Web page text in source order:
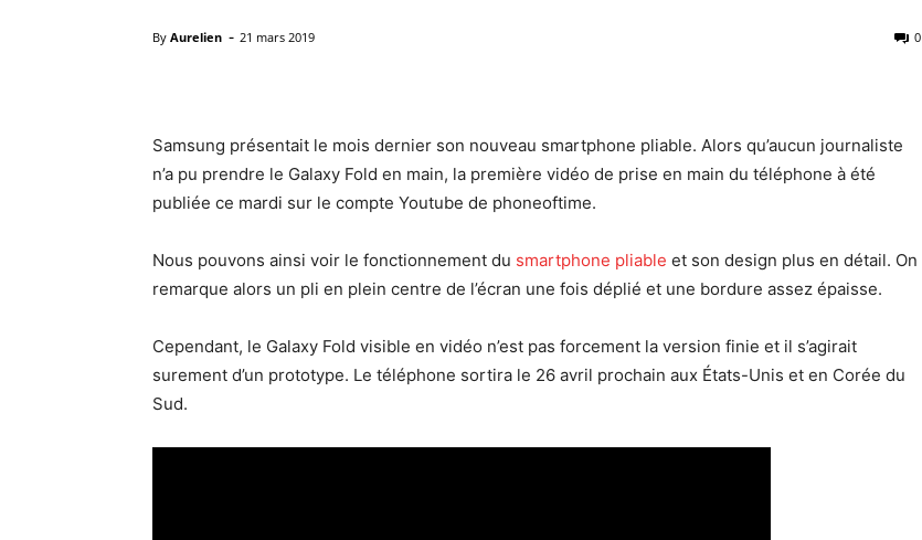
By Aurelien - 21 mars 2019 0
Samsung présentait le mois dernier son nouveau smartphone pliable. Alors qu’aucun journaliste
n’a pu prendre le Galaxy Fold en main, la première vidéo de prise en main du téléphone à été
publiée ce mardi sur le compte Youtube de phoneoftime.
Nous pouvons ainsi voir le fonctionnement du smartphone pliable et son design plus en détail. On
remarque alors un pli en plein centre de l’écran une fois déplié et une bordure assez épaisse.
Cependant, le Galaxy Fold visible en vidéo n’est pas forcement la version finie et il s’agirait
surement d’un prototype. Le téléphone sortira le 26 avril prochain aux États-Unis et en Corée du
Sud.